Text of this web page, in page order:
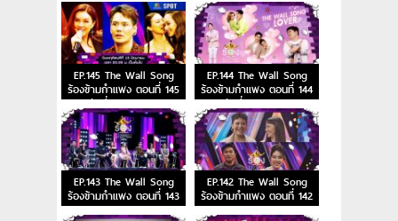
EP.145 The Wall Song
ร้องข้ามกำแพง ตอนที่ 145
วันที่ 15 มิ.ย. 66
EP.144 The Wall Song
ร้องข้ามกำแพง ตอนที่ 144
วันที่ 8 มิ.ย. 66
EP.143 The Wall Song
ร้องข้ามกำแพง ตอนที่ 143
EP.142 The Wall Song
ร้องข้ามกำแพง ตอนที่ 142